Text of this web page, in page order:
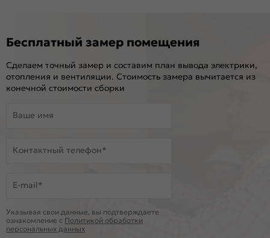
Бесплатный замер помещения
Сделаем точный замер и составим план вывода электрики,
отопления и вентиляции. Стоимость замера вычитается из
конечной стоимости сборки
Ваше имя
Контактный телефон*
E-mail*
Указывая свои данные, вы подтверждаете
ознакомление c Политикой обработки
персональных данных